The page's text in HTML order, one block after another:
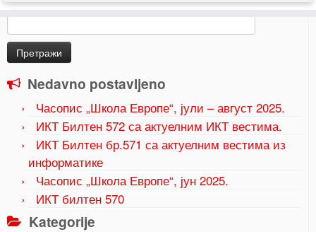
Претрага
за:
Nedavno postavljeno
Часопис „Школа Европе“, јули – август 2025.
ИКТ Билтен 572 са актуелним ИКТ вестима.
ИКТ Билтен бр.571 са актуелним вестима из
информатике
Часопис „Школа Европе“, јун 2025.
ИКТ билтен 570
Kategorije